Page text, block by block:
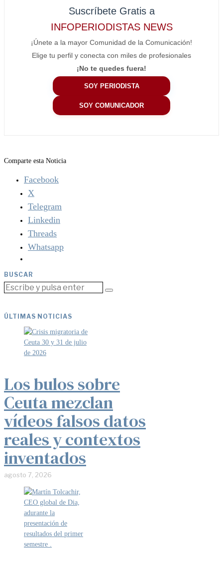
Suscríbete Gratis a
INFOPERIODISTAS NEWS
¡Únete a la mayor Comunidad de la Comunicación!
Elige tu perfil y conecta con miles de profesionales
¡No te quedes fuera!
SOY PERIODISTA
SOY COMUNICADOR
Comparte esta Noticia
Facebook
X
Telegram
Linkedin
Threads
Whatsapp
BUSCAR
ÚLTIMAS NOTICIAS
Los bulos sobre
Ceuta mezclan
vídeos falsos datos
reales y contextos
inventados
agosto 7, 2026